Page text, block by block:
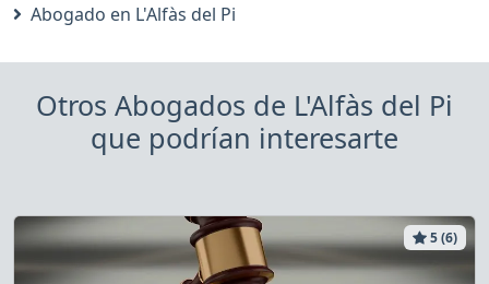
Abogado en L'Alfàs del Pi
Otros Abogados de L'Alfàs del Pi
que podrían interesarte
5 (6)